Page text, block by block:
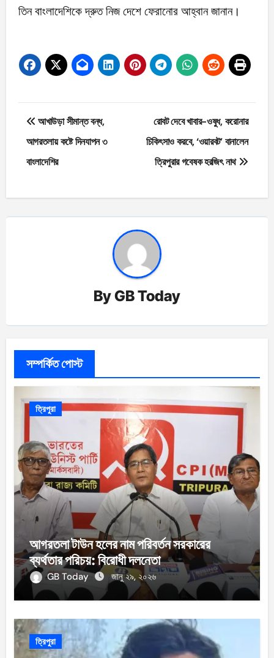
তিন বাংলাদেশিকে দ্রুত নিজ দেশে ফেরানোর আহ্বান জানান।
Post
navigation
আখাউড়া সীমান্ত বন্ধ,
আগরতলায় কষ্টে দিনযাপন ৩
বাংলাদেশির
রোবট দেবে খাবার-ওষুধ, করোনার
চিকিৎসাও করবে, ‘ওয়ারবট’ বানালেন
ত্রিপুরার গবেষক হরজিৎ নাথ
ByGB Today
সম্পর্কিত পোস্ট
ত্রিপুরা
আগরতলা টাউন হলের নাম পরিবর্তন সরকারের
ব্যর্থতার পরিচয়: বিরোধী দলনেতা
GB Today জানু ২৯, ২০২৬
ত্রিপুরা